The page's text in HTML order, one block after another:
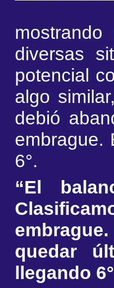
diversas
potencial
algo
debió
embrague.
6°.
“El
quedar
llegando